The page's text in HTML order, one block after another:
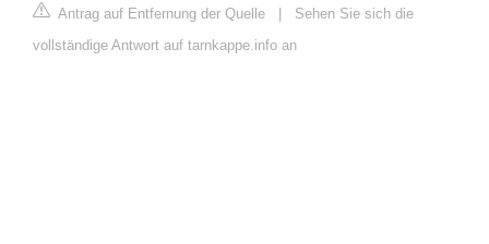
Antrag auf Entfernung der Quelle
Sehen Sie sich die
vollständige Antwort auf tarnkappe.info an